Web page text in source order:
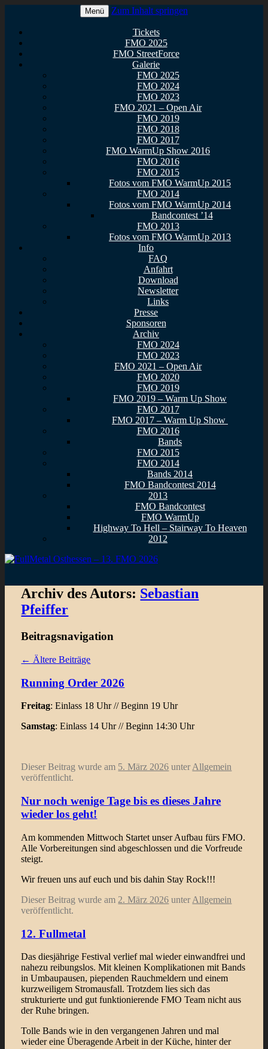
FullMetal Osthessen – 13. FMO
2026
Menü Zum Inhalt springen
Tickets
FMO 2025
FMO StreetForce
Galerie
FMO 2025
FMO 2024
FMO 2023
FMO 2021 – Open Air
FMO 2019
FMO 2018
FMO 2017
FMO WarmUp Show 2016
FMO 2016
FMO 2015
Fotos vom FMO WarmUp 2015
FMO 2014
Fotos vom FMO WarmUp 2014
Bandcontest ’14
FMO 2013
Fotos vom FMO WarmUp 2013
Info
FAQ
Anfahrt
Download
Newsletter
Links
Presse
Sponsoren
Archiv
FMO 2024
FMO 2023
FMO 2021 – Open Air
FMO 2020
FMO 2019
FMO 2019 – Warm Up Show
FMO 2017
FMO 2017 – Warm Up Show
FMO 2016
Bands
FMO 2015
FMO 2014
Bands 2014
FMO Bandcontest 2014
2013
FMO Bandcontest
FMO WarmUp
Highway To Hell – Stairway To Heaven
2012
Archiv des Autors: Sebastian
Pfeiffer
Beitragsnavigation
← Ältere Beiträge
Running Order 2026
Freitag: Einlass 18 Uhr // Beginn 19 Uhr
Samstag: Einlass 14 Uhr // Beginn 14:30 Uhr
Dieser Beitrag wurde am 5. März 2026 unterAllgemein
veröffentlicht.
Nur noch wenige Tage bis es dieses Jahre
wieder los geht!
Am kommenden Mittwoch Startet unser Aufbau fürs FMO.
Alle Vorbereitungen sind abgeschlossen und die Vorfreude
steigt.
Wir freuen uns auf euch und bis dahin Stay Rock!!!
Dieser Beitrag wurde am 2. März 2026 unter Allgemein
veröffentlicht.
12. Fullmetal
Das diesjährige Festival verlief mal wieder einwandfrei und
nahezu reibungslos. Mit kleinen Komplikationen mit Bands
in Umbaupausen, piependen Rauchmeldern und einem
kurzweiligem Stromausfall. Trotzdem lies sich das
strukturierte und gut funktionierende FMO Team nicht aus
der Ruhe bringen.
Tolle Bands wie in den vergangenen Jahren und mal
wieder eine Überagende Arbeit in der Küche, hinter der